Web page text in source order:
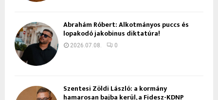
Ábrahám Róbert: Alkotmányos puccs és
lopakodó jakobinus diktatúra!
2026.07.08. 0
Szentesi Zöldi László: a kormány
hamarosan bajba kerül, a Fidesz-KDNP